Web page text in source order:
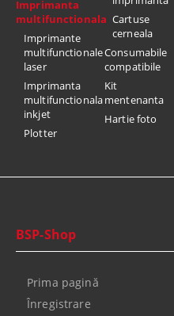
Imprimanta
multifunctionala
Imprimante
multifunctionale
laser
Imprimanta
multifunctionala
inkjet
Plotter
Cartuse
cerneala
Consumabile
compatibile
Kit
mentenanta
Hartie foto
BSP-Shop
Prima pagină
Înregistrare